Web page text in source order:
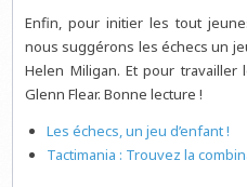
Enfin, pour initier les tout
nous suggérons les échecs un
Helen Miligan. Et pour travailler
Glenn Flear. Bonne lecture !
Les échecs, un jeu d’enfant !
Tactimania : Trouvez la